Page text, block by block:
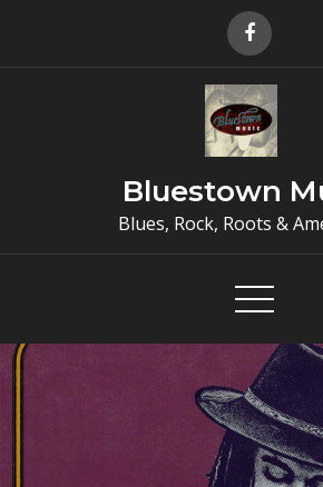
Bluestown
Blues, Rock, Roots &